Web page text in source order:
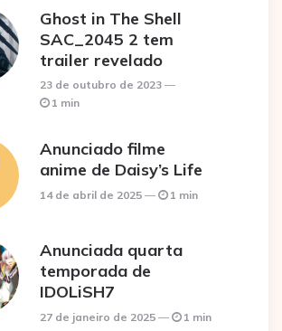
Ghost in The Shell
SAC_2045 2 tem
trailer revelado
23 de outubro de 2023
1 min
Anunciado filme
anime de Daisy’s Life
14 de abril de 2025 1 min
Anunciada quarta
temporada de
IDOLiSH7
27 de janeiro de 2025 1 min